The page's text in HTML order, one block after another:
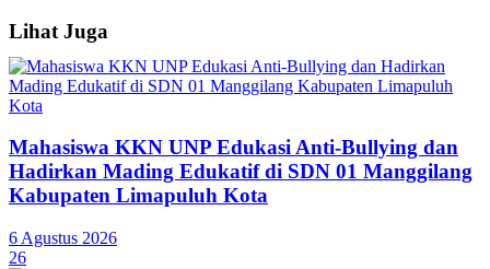
Lihat Juga
Mahasiswa KKN UNP Edukasi Anti-Bullying dan
Hadirkan Mading Edukatif di SDN 01 Manggilang
Kabupaten Limapuluh Kota
6 Agustus 2026
26